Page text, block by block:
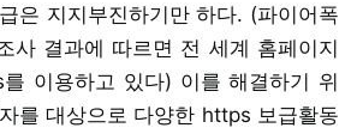
은 지지부진하기만 하다. (파이어폭
사 결과에 따르면 전 세계 홈페이지
이용하고 있다) 이를 해결하기 위
를 대상으로 다양한 https 보급활동